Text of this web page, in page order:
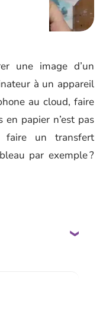
une image d’un
à un appareil
au cloud, faire
papier n’est pas
faire un transfert
par exemple ?